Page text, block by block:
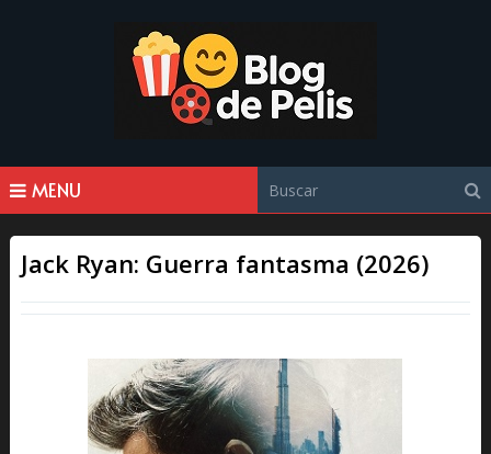
MENU
Jack Ryan: Guerra fantasma (2026)